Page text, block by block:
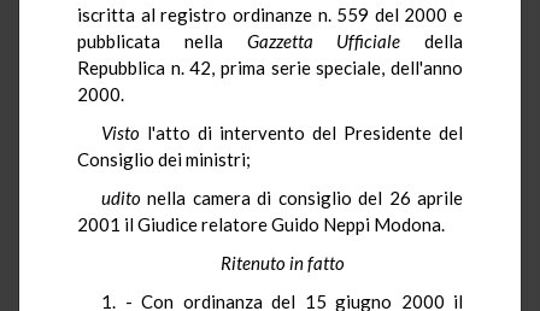
iscritta al registro ordinanze n. 559 del 2000 e
pubblicata nella Gazzetta Ufficiale della
Repubblica n. 42, prima serie speciale, dell'anno
2000.
Visto l'atto di intervento del Presidente del
Consiglio dei ministri;
udito nella camera di consiglio del 26 aprile
2001 il Giudice relatore Guido Neppi Modona.
Ritenuto in fatto
1. - Con ordinanza del 15 giugno 2000 il